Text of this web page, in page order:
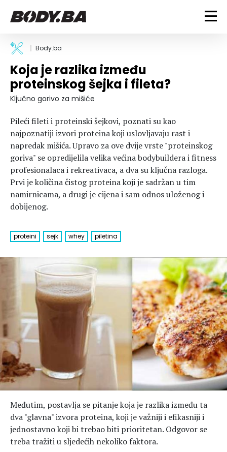
FITNESS
Vježbanje
Mršanje
Discipline
BODYBUILDING
Trening i vježbe
Savjeti
Ostalo
ISHRANA
Dijete
Nutricionizam
Recepti
Suplementi
Tablica kalorija
ZDRAVLJE
Um i tijelo
Povrede i bolesti
Lifestyle
Trudnice
LIFESTYLE
Bodybuilding
Fitness
Ishrana
Hedonizam
VODA
Njega nje
Šminka
Tehnologija
Body.ba
Koja je razlika između
proteinskog šejka i fileta?
Ključno gorivo za mišiće
Pileći fileti i proteinski šejkovi, poznati su kao
najpoznatiji izvori proteina koji uslovljavaju rast i
napredak mišića. Upravo za ove dvije vrste "proteinskog
goriva" se opredijelila velika većina bodybuildera i fitness
profesionalaca i rekreativaca, a dva su ključna razloga.
Prvi je količina čistog proteina koji je sadržan u tim
namirnicama, a drugi je cijena i sam odnos uloženog i
dobijenog.
proteini sejk whey piletina
Međutim, postavlja se pitanje koja je razlika između ta
dva "glavna" izvora proteina, koji je važniji i efikasniji i
jednostavno koji bi trebao biti prioritetan. Odgovor se
treba tražiti u sljedećih nekoliko faktora.